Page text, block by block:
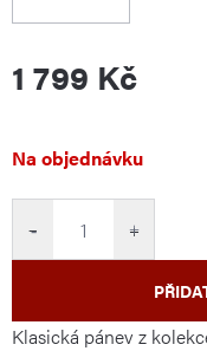
1 799 Kč
Měrná
Na objednávku
+
−
Klasická pánev z